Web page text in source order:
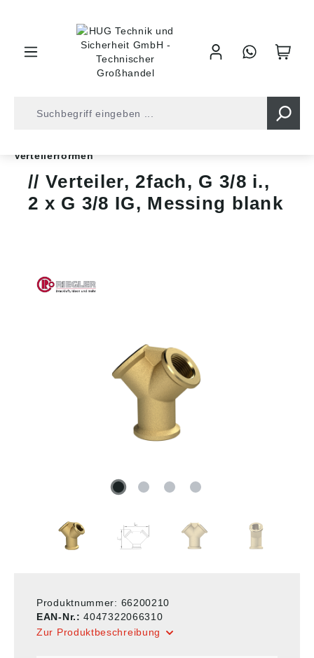
Verteilerformen
Verteiler, 2fach, G 3/8 i.,
2 x G 3/8 IG, Messing blank
Produktnummer: 66200210
EAN-Nr.:4047322066310
Zur Produktbeschreibung